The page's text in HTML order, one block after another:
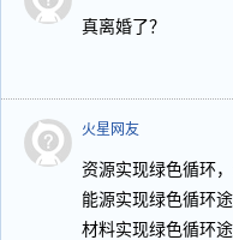
真离婚了？
火星网友
资源实现绿色循环
能源实现绿色循环
材料实现绿色循环